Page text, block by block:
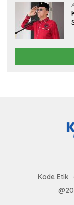
Kode Etik